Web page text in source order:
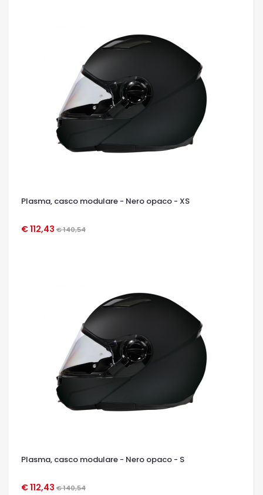
Plasma, casco modulare - Nero opaco - XS
€ 112,43 € 140,54
OCCHIATA VELOCE
Plasma, casco modulare - Nero opaco - S
€ 112,43 € 140,54
OCCHIATA VELOCE